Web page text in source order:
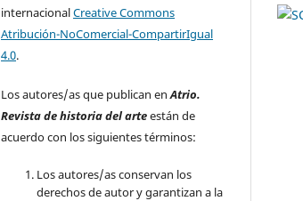
internacionalCreative Commons
Atribución-NoComercial-CompartirIgual
4.0.
Los autores/as que publican enAtrio.
Revista de historia del arteestán de
acuerdo con los siguientes términos:
Los autores/as conservan los
derechos de autor y garantizan a la